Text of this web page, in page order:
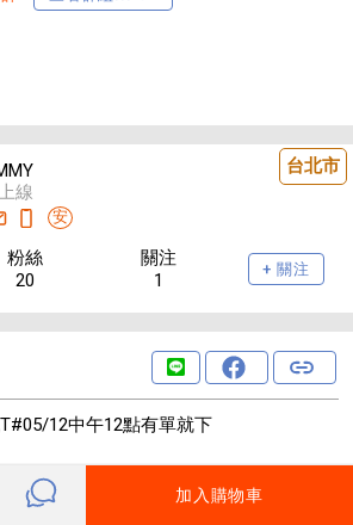
台北市
線
安
粉絲
20
關注
1
+ 關注
12中午12點有單就下
加入購物車